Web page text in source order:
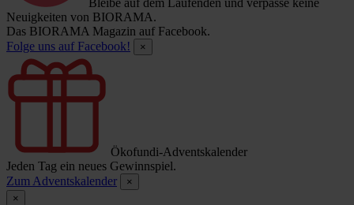
Bleibe auf dem Laufenden und verpasse keine
Neuigkeiten von BIORAMA.
Das BIORAMA Magazin auf Facebook.
Folge uns auf Facebook!
×
Ökofundi-Adventskalender
Jeden Tag ein neues Gewinnspiel.
Zum Adventskalender
×
×